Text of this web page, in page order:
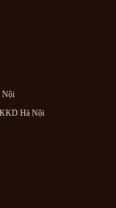
Nội
Hà Nội